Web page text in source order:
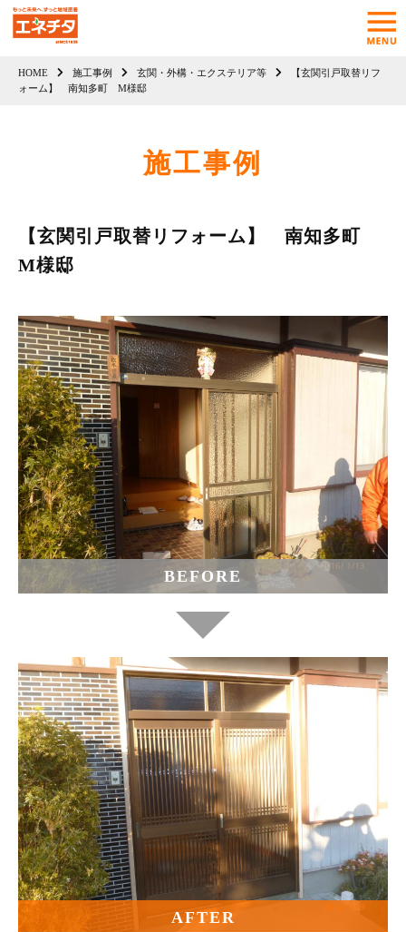
HOME 施工事例 玄関・外構・エクステリア等
【玄関引戸取替リフ
ォーム】 南知多町 M様邸
施工事例
【玄関引戸取替リフォーム】 南知多町
M様邸
BEFORE
AFTER